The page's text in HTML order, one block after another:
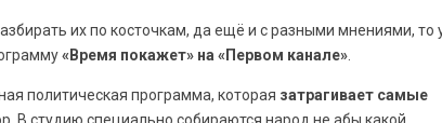
их по косточкам, да ещё и с разными мнениями, то
«Время покажет» на «Первом канале»
политическая программа, которая затрагивает самые